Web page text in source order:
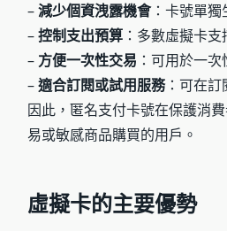
–減少個資洩露機會：卡號單獨
–控制支出預算：多數虛擬卡支
– 方便一次性交易 ：可用於一
–適合訂閱或試用服務：可在訂
因此，匿名支付卡號在保護消
易或敏感商品購買的用戶。
虛擬卡的主要優勢